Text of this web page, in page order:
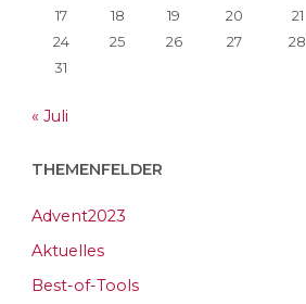
17
18 19 20 21
24
25 26 27 28
31
« Juli
THEMENFELDER
Advent2023
Aktuelles
Best-of-Tools